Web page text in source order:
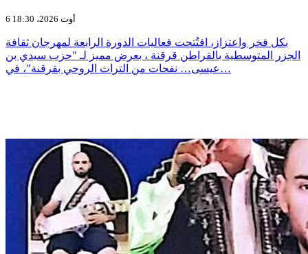
6 أوت 2026، 18:30
بكل فخر واعتزاز، افتُتحت فعاليات الدورة الرابعة لمهرجان ثقافة
الجزر المتوسطية بالقراطن قرقنة ، بعرض مميز لـ "حزب سيدي بن
عيسى… نفحات من التراث الروحي بقرقنة"، في…